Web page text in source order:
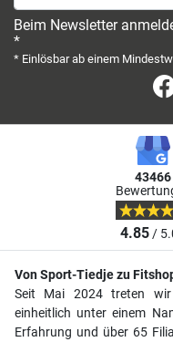
Beim Newsletter
*
* Einlösbar ab einem
43466
4.85/
Von Sport-Tiedje zu
Seit Mai 2024 treten
einheitlich unter einem
Erfahrung und über 65